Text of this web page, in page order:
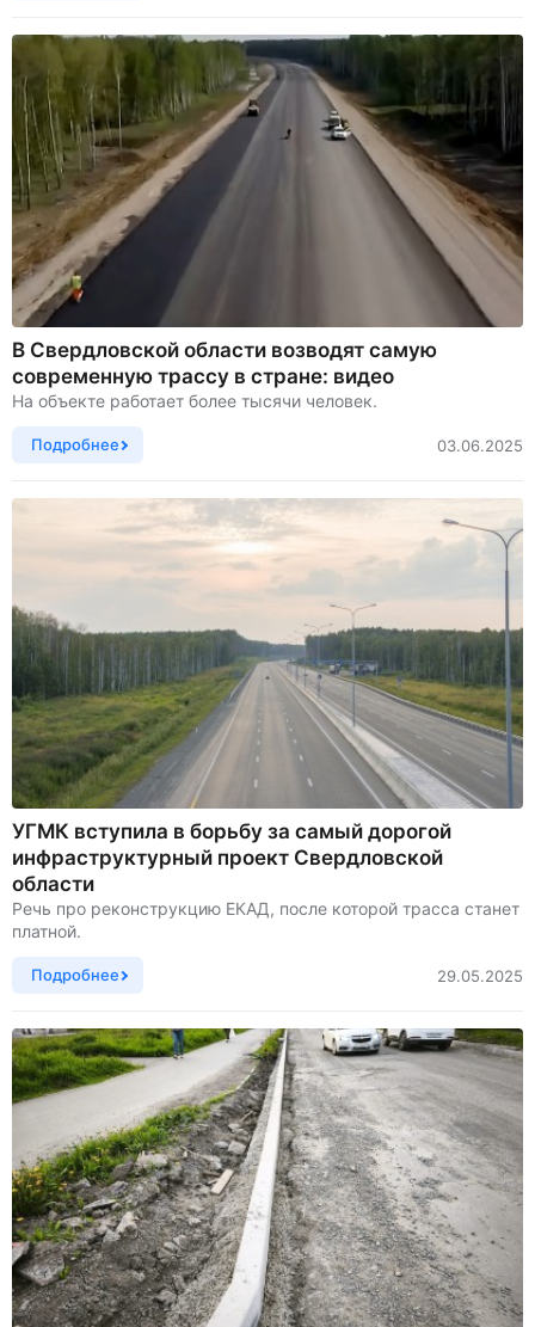
В Свердловской области возводят самую
современную трассу в стране: видео
На объекте работает более тысячи человек.
Подробнее 03.06.2025
УГМК вступила в борьбу за самый дорогой
инфраструктурный проект Свердловской
области
Речь про реконструкцию ЕКАД, после которой трасса станет
платной.
Подробнее 29.05.2025